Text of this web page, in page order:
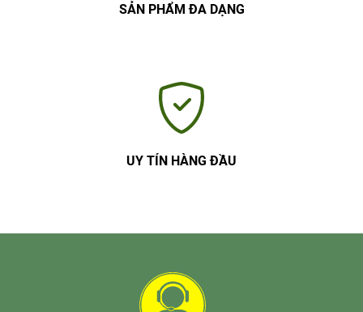
SẢN PHẨM ĐA DẠNG
UY TÍN HÀNG ĐẦU